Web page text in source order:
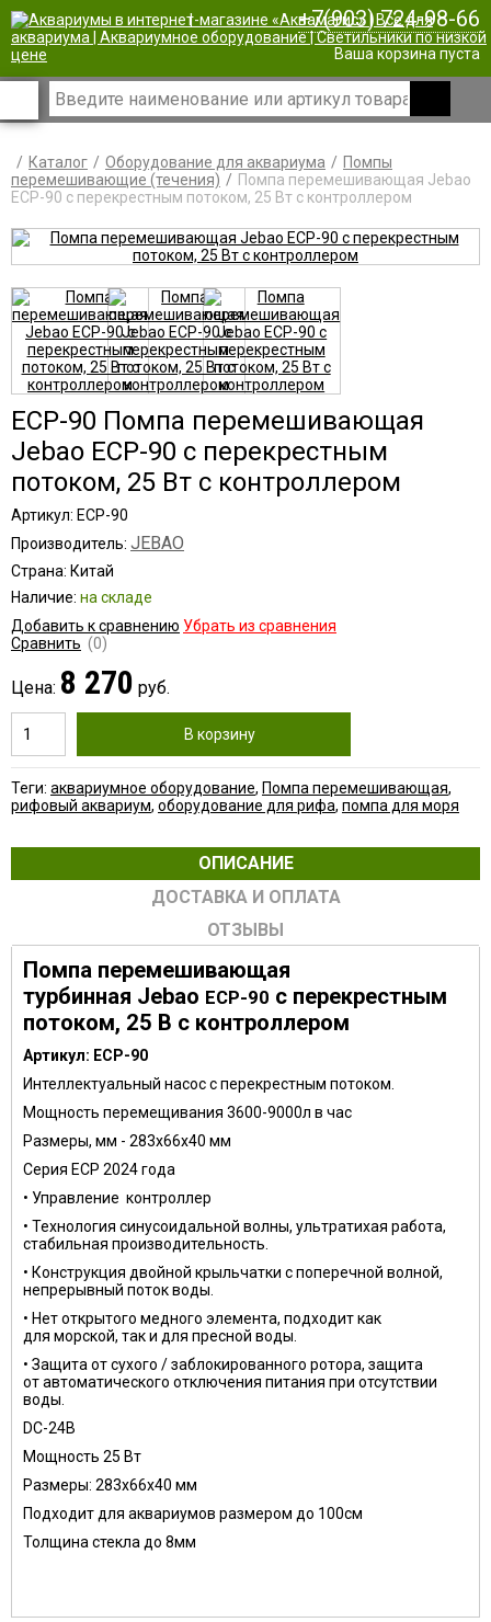
| +7(903) 724-98-66
Ваша корзина пуста
Каталог Оборудование для аквариума
Помпы
перемешивающие (течения)
Помпа перемешивающая Jebao
ECP-90 с перекрестным потоком, 25 Вт c контроллером
ECP-90 Помпа перемешивающая
Jebao ECP-90 с перекрестным
потоком, 25 Вт c контроллером
Артикул: ECP-90
Производитель: JEBAO
Страна: Китай
Наличие: на складе
Добавить к сравнению Убрать из сравнения
Сравнить (0)
Цена: 8 270 руб.
В корзину
Теги: аквариумное оборудование, Помпа перемешивающая,
рифовый аквариум, оборудование для рифа, помпа для моря
ОПИСАНИЕ
ДОСТАВКА И ОПЛАТА
ОТЗЫВЫ
Помпа перемешивающая
турбинная Jebao ECP-90 с перекрестным
потоком, 25 В c контроллером
Артикул: ECP-90
Интеллектуальный насос с перекрестным потоком.
Мощность перемещивания 3600-9000л в час
Размеры, мм - 283х66х40 мм
Серия ECP 2024 года
• Управление контроллер
• Технология синусоидальной волны, ультратихая работа,
стабильная производительность.
• Конструкция двойной крыльчатки с поперечной волной,
непрерывный поток воды.
• Нет открытого медного элемента, подходит как
для морской, так и для пресной воды.
• Защита от сухого / заблокированного ротора, защита
от автоматического отключения питания при отсутствии
воды.
DC-24В
Мощность 25 Вт
Размеры: 283х66х40 мм
Подходит для аквариумов размером до 100см
Толщина стекла до 8мм